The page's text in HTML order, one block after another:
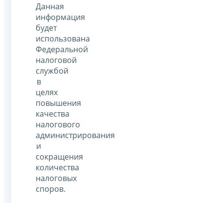
Данная
информация
будет
использована
Федеральной
налоговой
службой
в
целях
повышения
качества
налогового
администрирования
и
сокращения
количества
налоговых
споров.